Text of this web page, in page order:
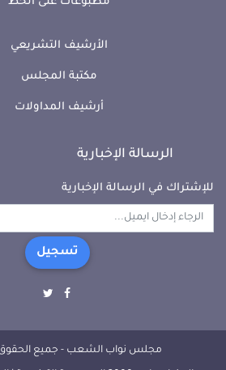
الأرشيف التشريعي
مكتبة المجلس
أرشيف المداولات
الرسالة الإخبارية
للإشتراك في الرسالة الإخبارية
تسجيل
مجلس نواب الشعب - جميع الحقوق